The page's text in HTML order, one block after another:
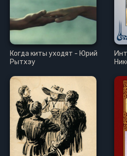
Когда киты уходят - Юрий
Рытхэу